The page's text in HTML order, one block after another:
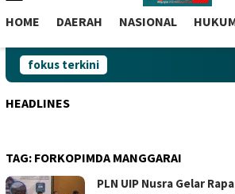
contentMobile
HOME DAERAH NASIONAL
fokus terkini
HEADLINES
TAG: FORKOPIMDA MANGGARAI
PLN UIP Nusra Gelar